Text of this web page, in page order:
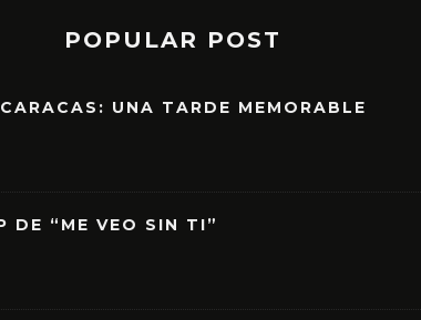
POPULAR POST
UNA TARDE MEMORABLE
DE “ME VEO SIN TI”